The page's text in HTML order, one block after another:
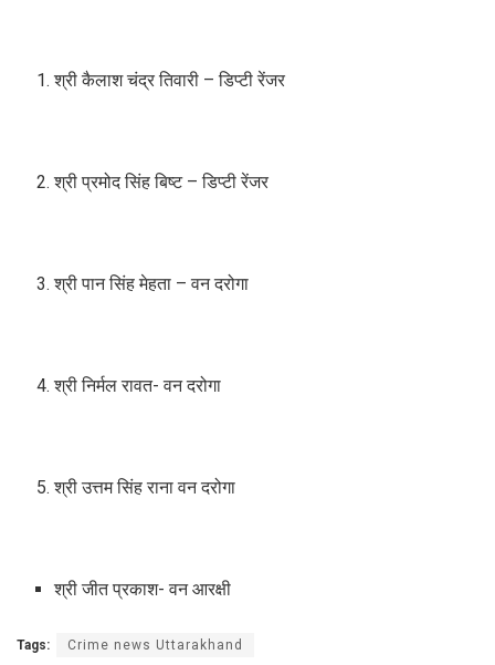
श्री कैलाश चंद्र तिवारी – डिप्टी रेंजर
श्री प्रमोद सिंह बिष्ट – डिप्टी रेंजर
श्री पान सिंह मेहता – वन दरोगा
श्री निर्मल रावत- वन दरोगा
श्री उत्तम सिंह राना वन दरोगा
श्री जीत प्रकाश- वन आरक्षी
Tags: Crime news Uttarakhand